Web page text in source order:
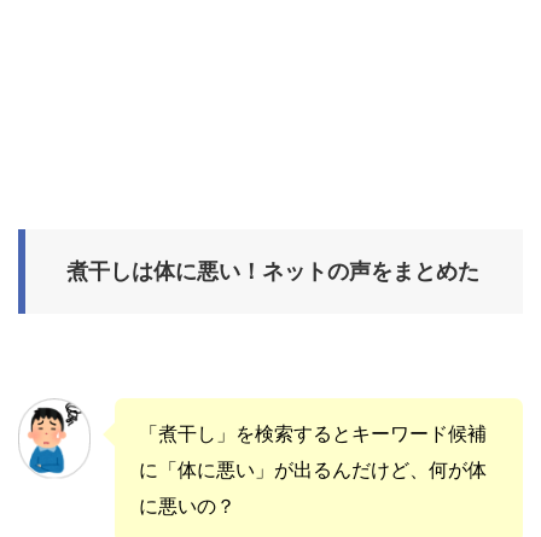
煮干しは体に悪い！ネットの声をまとめた
「煮干し」を検索するとキーワード候補
に「体に悪い」が出るんだけど、何が体
に悪いの？